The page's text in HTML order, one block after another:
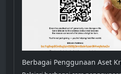
Berbagai Penggunaan Aset